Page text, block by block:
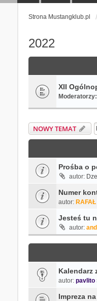
Strona Mustangklub.pl
2022
XII
Moderatorzy:
NOWY TEMAT
Prośba o
autor:
Numer
autor:
Jesteś tu
autor:
Kalendarz
autor: pavlito
Impreza